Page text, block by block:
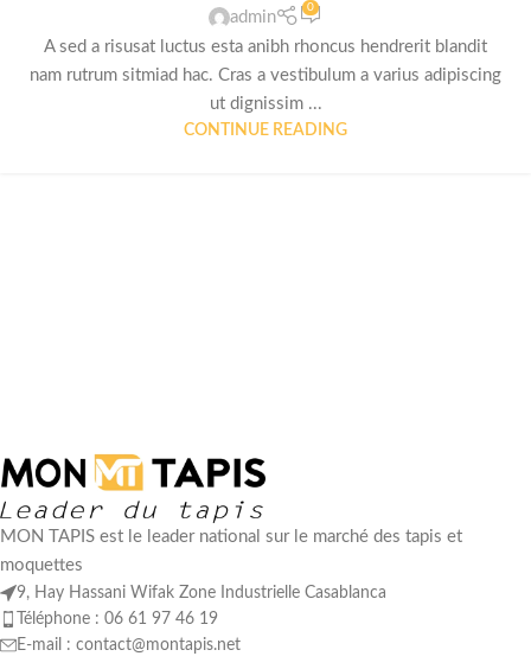
admin
0
A sed a risusat luctus esta anibh rhoncus hendrerit blandit
nam rutrum sitmiad hac. Cras a vestibulum a varius adipiscing
ut dignissim ...
CONTINUE READING
MON TAPIS est le leader national sur le marché des tapis et
moquettes
9, Hay Hassani Wifak Zone Industrielle Casablanca
Téléphone : 06 61 97 46 19
E-mail : contact@montapis.net